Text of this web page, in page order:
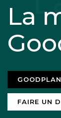
La
FAIRE UN